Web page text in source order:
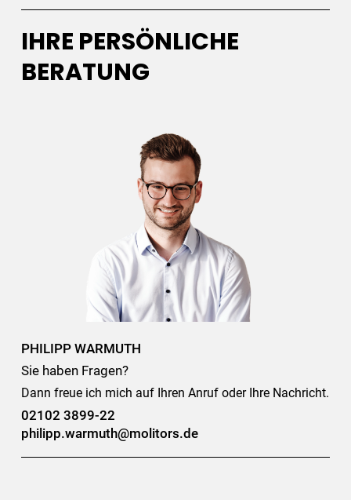
IHRE PERSÖNLICHE
BERATUNG
PHILIPP WARMUTH
Sie haben Fragen?
Dann freue ich mich auf Ihren Anruf oder Ihre Nachricht.
02102 3899-22
philipp.warmuth@molitors.de